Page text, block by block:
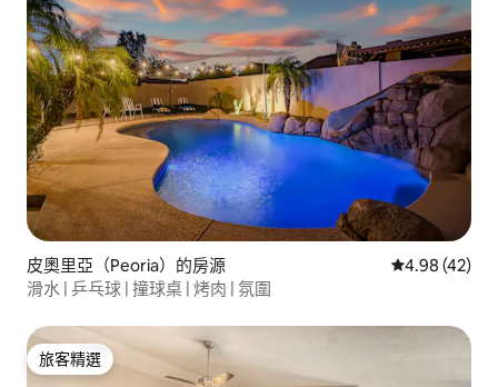
皮奧里亞（Peoria）的房源 從 42 則評價
4.98 (42)
滑水 | 乒乓球 | 撞球桌 | 烤肉 | 氛圍
旅客精選
旅客精選